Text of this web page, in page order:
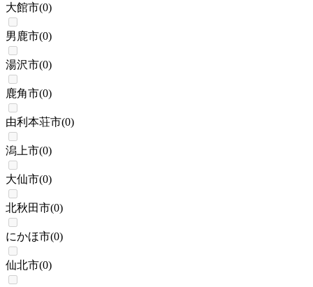
大館市(0)
男鹿市(0)
湯沢市(0)
鹿角市(0)
由利本荘市(0)
潟上市(0)
大仙市(0)
北秋田市(0)
にかほ市(0)
仙北市(0)